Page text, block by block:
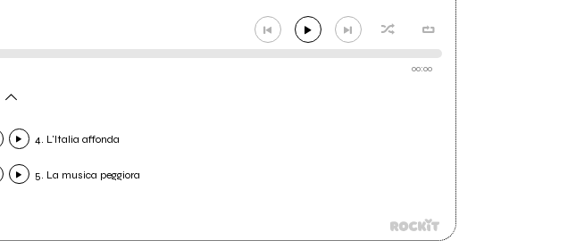
00:00
4. L'Italia affonda
5. La musica peggiora